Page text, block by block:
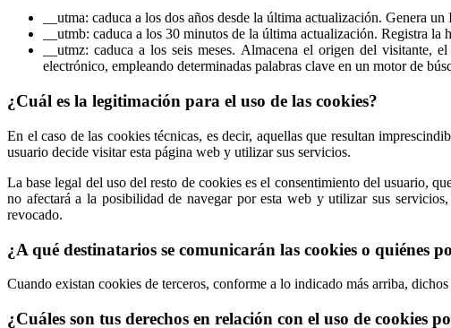
__utma: caduca a los dos años desde la última actualización. Genera
__utmb: caduca a los 30 minutos de la última actualización. Registra
__utmz: caduca a los seis meses. Almacena el origen del visitante,
electrónico, empleando determinadas palabras clave en un motor de
¿Cuál es la legitimación para el uso de las cookies?
En el caso de las cookies técnicas, es decir, aquellas que resultan
usuario decide visitar esta página web y utilizar sus servicios.
La base legal del uso del resto de cookies es el consentimiento del usuario,
no afectará a la posibilidad de navegar por esta web y utilizar sus
revocado.
¿A qué destinatarios se comunicarán las cookies o quiénes
Cuando existan cookies de terceros, conforme a lo indicado más arriba,
¿Cuáles son tus derechos en relación con el uso de cookies